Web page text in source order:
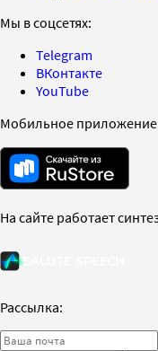
Мы в соцсетях:
Telegram
ВКонтакте
YouTube
Мобильное приложение
На сайте работает
Рассылка: